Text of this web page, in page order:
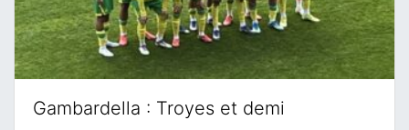
Gambardella : Troyes et demi